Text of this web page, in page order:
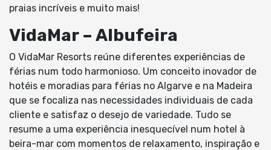
praias incríveis e muito mais!
VidaMar – Albufeira
O VidaMar Resorts reúne diferentes experiências de
férias num todo harmonioso. Um conceito inovador de
hotéis e moradias para férias no Algarve e na Madeira
que se focaliza nas necessidades individuais de cada
cliente e satisfaz o desejo de variedade. Tudo se
resume a uma experiência inesquecível num hotel à
beira-mar com momentos de relaxamento, inspiração e